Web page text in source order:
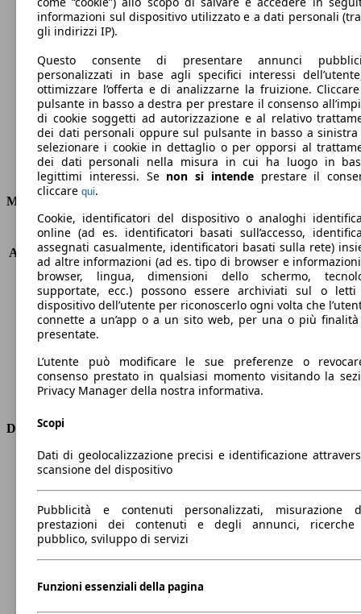
180 km/h
Velocità massima
Benzina
Carburante
Motore e Prestazioni
KW (PS)
81 kW (110 PS)
Accelerazione (0-100 km/h) 10.5s
Velocità massima (km/h)
180 km/h
Numero di marce
6
Coppia
200 nm
Cilindrata
999 ccm
Carburante
Cilindri
3
Trasmissione
Manuale
Tipo di trazione
trazione anteriore
Dimensioni
Lunghezza
4550 mm
Passo
3000 mm
Peso massimo
1695 kg
Carico massimo
Sedili
5
informazioni sul dispositivo utilizzato e a dati personali
gli indirizzi IP).
Questo consente di presentare annunci
personalizzati in base agli specifici interessi
ottimizzare l’offerta e di analizzarne la fruizione.
pulsante in basso a destra per prestare il consenso
di cookie soggetti ad autorizzazione e al relativo
dei dati personali oppure sul pulsante in basso a
selezionare i cookie in dettaglio o per opporsi al
dei dati personali nella misura in cui ha luogo in
legittimi interessi. Se non si intendeprestare il
cliccare qui.
Cookie, identificatori del dispositivo o analoghi
online (ad es. identificatori basati sull’accesso,
assegnati casualmente, identificatori basati sulla rete)
ad altre informazioni (ad es. tipo di browser e
browser, lingua, dimensioni dello schermo,
supportate, ecc.) possono essere archiviati sul o
dispositivo dell’utente per riconoscerlo ogni volta che
connette a un’app o a un sito web, per una o più
presentate.
L’utente può modificare le sue preferenze o
consenso prestato in qualsiasi momento visitando la
Privacy Manager della nostra informativa.
Scopi
Dati di geolocalizzazione precisi e identificazione
scansione del dispositivo
Pubblicità e contenuti personalizzati, misurazione
prestazioni dei contenuti e degli annunci,
pubblico, sviluppo di servizi
Funzioni essenziali della pagina